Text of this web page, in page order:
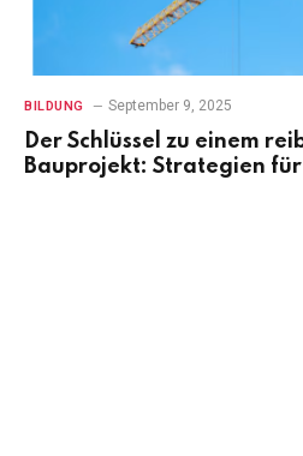
BILDUNG September 9, 2025
Der Schlüssel zu einem
Bauprojekt: Strategien